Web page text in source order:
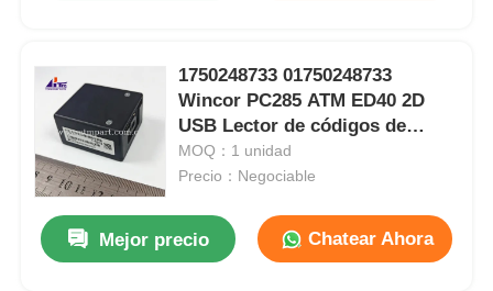
Solicitar una cotización
Piezas para cajeros automáticos Diebold
Piezas para cajeros automáticos NCR
1750248733 01750248733
Wincor PC285 ATM ED40 2D
USB Lector de códigos de
barras
MOQ：1 unidad
Precio：Negociable
Mejor precio Chatear Ahora